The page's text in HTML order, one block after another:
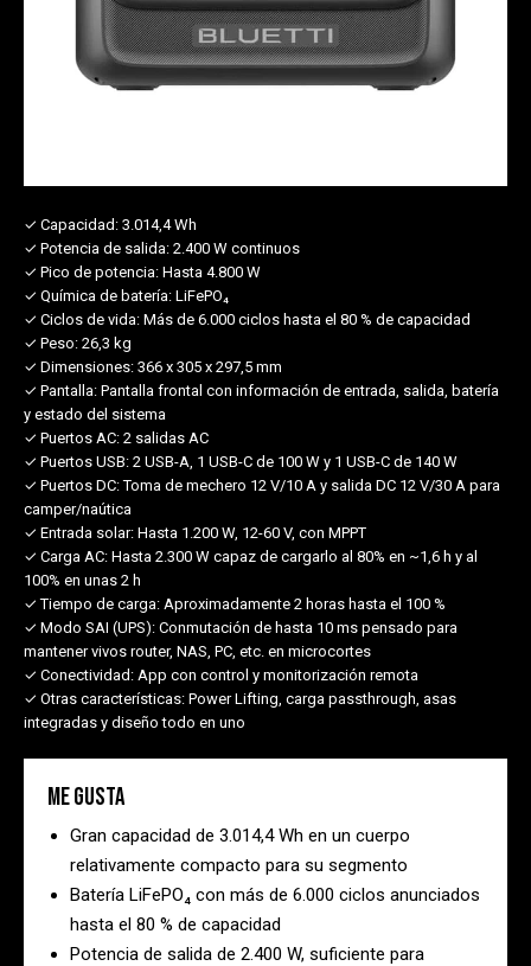
✓ Capacidad: 3.014,4 Wh
✓ Potencia de salida: 2.400 W continuos
✓ Pico de potencia: Hasta 4.800 W
✓ Química de batería: LiFePO₄
✓ Ciclos de vida: Más de 6.000 ciclos hasta el 80 % de capacidad
✓ Peso: 26,3 kg
✓ Dimensiones: 366 x 305 x 297,5 mm
✓ Pantalla: Pantalla frontal con información de entrada, salida, batería
y estado del sistema
✓ Puertos AC: 2 salidas AC
✓ Puertos USB: 2 USB-A, 1 USB-C de 100 W y 1 USB-C de 140 W
✓ Puertos DC:Toma de mechero 12 V/10 A y salida DC 12 V/30 A para
camper/naútica
✓ Entrada solar: Hasta 1.200 W, 12-60 V, con MPPT
✓ Carga AC: Hasta 2.300 W capaz de cargarlo al 80% en ~1,6 h y al
100% en unas 2 h
✓ Tiempo de carga: Aproximadamente 2 horas hasta el 100 %
✓ Modo SAI (UPS): Conmutación de hasta 10 ms pensado para
mantener vivos router, NAS, PC, etc. en microcortes
✓ Conectividad: App con control y monitorización remota
✓ Otras características: Power Lifting, carga passthrough, asas
integradas y diseño todo en uno
Me gusta
Gran capacidad de 3.014,4 Wh en un cuerpo
relativamente compacto para su segmento
Batería LiFePO₄ con más de 6.000 ciclos anunciados
hasta el 80 % de capacidad
Potencia de salida de 2.400 W, suficiente para